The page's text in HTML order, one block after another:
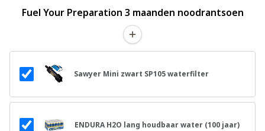
Fuel Your Preparation 3 maanden noodrantsoen
Sawyer Mini zwart SP105 waterfilter
ENDURA H2O lang houdbaar water (100 jaar)